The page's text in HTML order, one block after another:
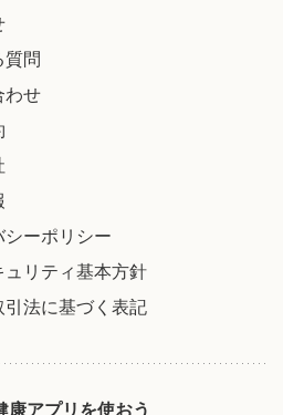
質問
わせ
シーポリシー
リティ基本方針
法に基づく表記
康アプリを使おう